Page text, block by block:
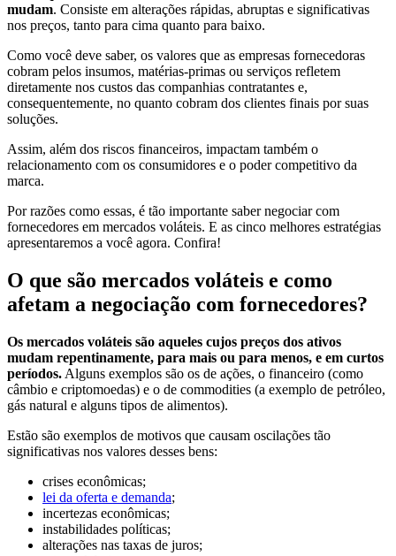
mudam. Consiste em alterações rápidas, abruptas e significativas
nos preços, tanto para cima quanto para baixo.
Como você deve saber, os valores que as empresas fornecedoras
cobram pelos insumos, matérias-primas ou serviços refletem
diretamente nos custos das companhias contratantes e,
consequentemente, no quanto cobram dos clientes finais por suas
soluções.
Assim, além dos riscos financeiros, impactam também o
relacionamento com os consumidores e o poder competitivo da
marca.
Por razões como essas, é tão importante saber negociar com
fornecedores em mercados voláteis. E as cinco melhores estratégias
apresentaremos a você agora. Confira!
O que são mercados voláteis e como
afetam a negociação com fornecedores?
Os mercados voláteis são aqueles cujos preços dos ativos
mudam repentinamente, para mais ou para menos, e em curtos
períodos. Alguns exemplos são os de ações, o financeiro (como
câmbio e criptomoedas) e o de commodities (a exemplo de petróleo,
gás natural e alguns tipos de alimentos).
Estão são exemplos de motivos que causam oscilações tão
significativas nos valores desses bens:
crises econômicas;
lei da oferta e demanda;
incertezas econômicas;
instabilidades políticas;
alterações nas taxas de juros;